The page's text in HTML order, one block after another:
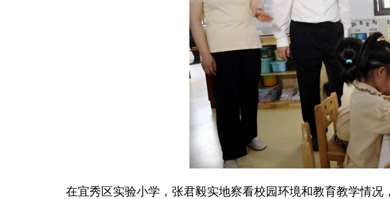
在宜秀区实验小学，张君毅实地察看校园环境和教育教学情况